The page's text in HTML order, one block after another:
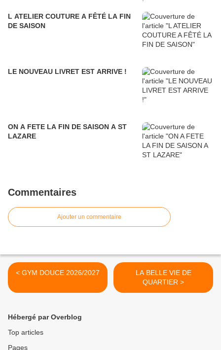
L ATELIER COUTURE A FÊTÉ LA FIN
DE SAISON
LE NOUVEAU LIVRET EST ARRIVE !
ON A FETE LA FIN DE SAISON A ST
LAZARE
Commentaires
Ajouter un commentaire
< GYM DOUCE 2026/2027
LA BELLE VIE DE
QUARTIER >
Hébergé par Overblog
Top articles
Pages